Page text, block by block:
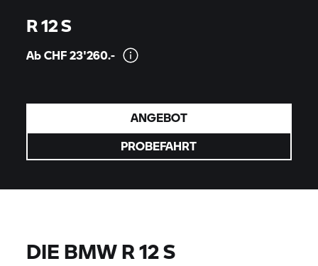
R 12 S
Ab CHF23'260.-
ANGEBOT
PROBEFAHRT
DIE BMW R 12 S